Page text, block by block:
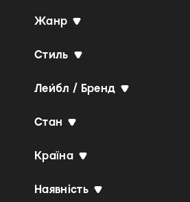
Revival
Deep Purple
Dire Straits
Eagles
Erich Kunzel, Cincinnati Pops
Жанр
Стиль
Лейбл / Бренд
Стан
Країна
Наявність